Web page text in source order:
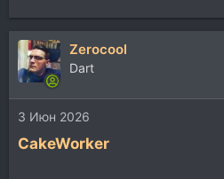
Zerocool
Dart
3 Июн 2026
CakeWorker